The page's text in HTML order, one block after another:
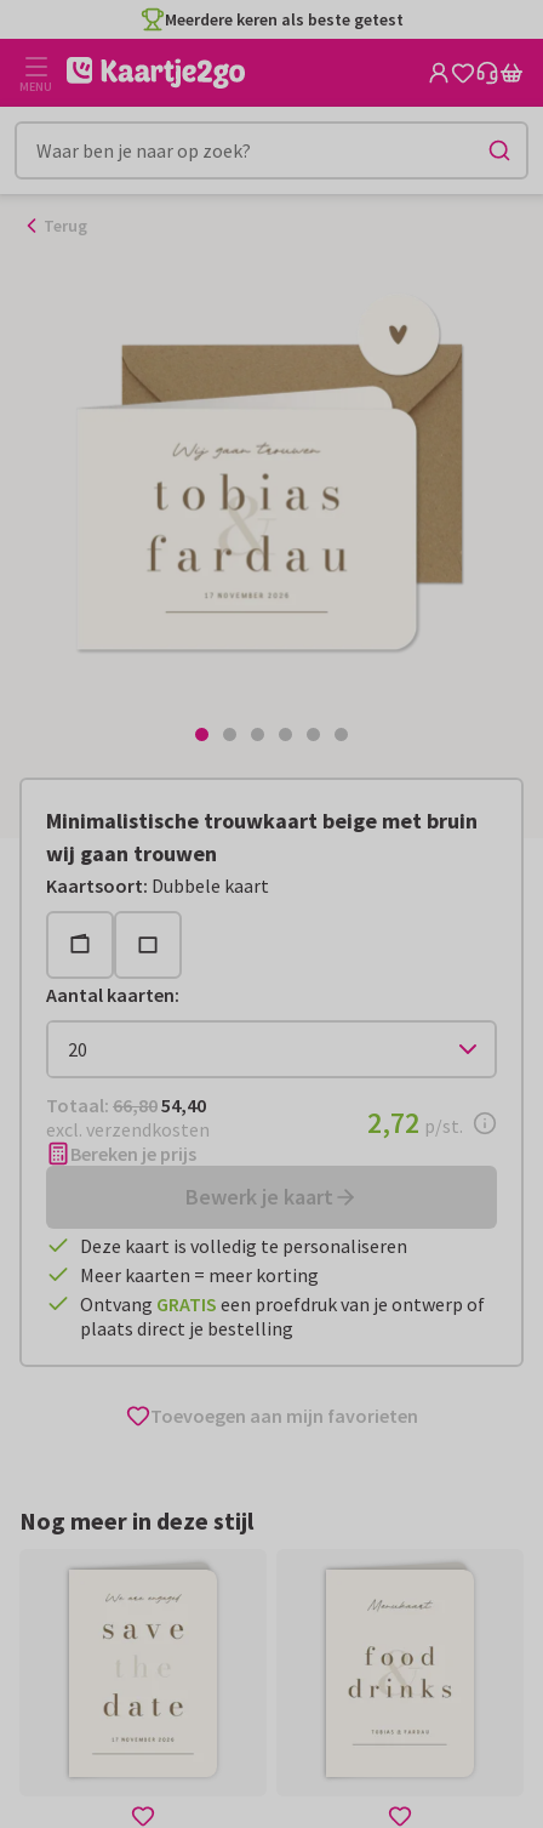
naar
inhoud
Meerdere keren als beste getest
MENU
Terug
Minimalistische trouwkaart beige met bruin
wij gaan trouwen
Kaartsoort: Dubbele kaart
Aantal kaarten:
Totaal: € 54,40
Totaal: 66,8054,40
excl. verzendkosten
€ 2,72per stuk
2,72 p/st.
Bereken je prijs
Bewerk je kaart
Deze kaart is volledig te personaliseren
Meer kaarten = meer korting
Ontvang GRATIS een proefdruk van je ontwerp of
plaats direct je bestelling
Toevoegen aan mijn favorieten
Nog meer in deze stijl